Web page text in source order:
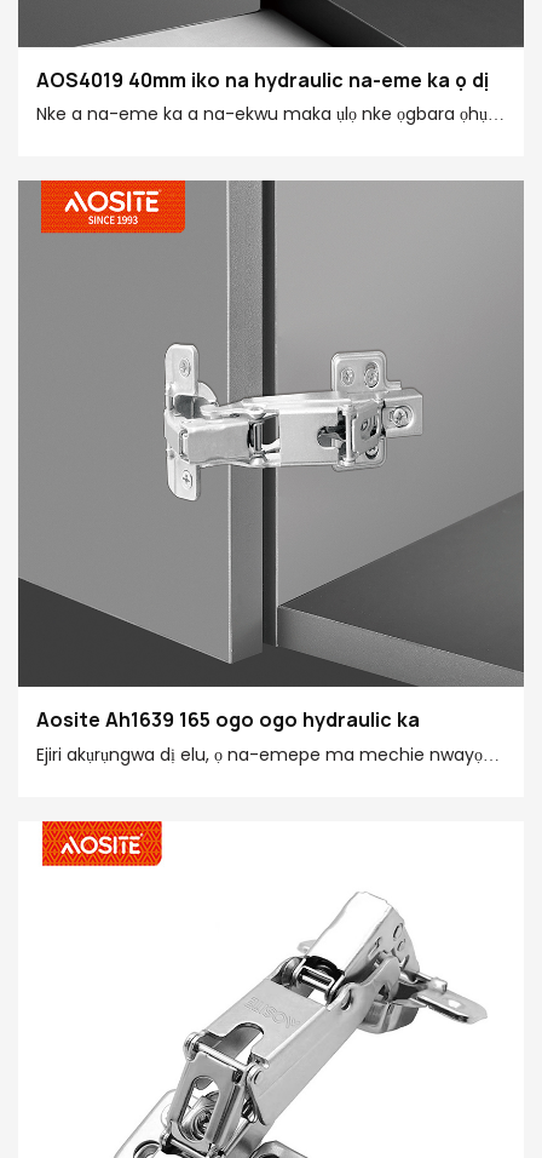
AOS4019 40mm iko na hydraulic na-eme ka ọ dị
Nke a na-eme ka a na-ekwu maka ụlọ nke ọgbara ọhụrụ,
na mmechi ọ bụla na-emechi mma
Aosite Ah1639 165 ogo ogo hydraulic ka
Ejiri akụrụngwa dị elu, ọ na-emepe ma mechie nwayọ
corrosion, na-emegharị gaa na gburugburu dị iche
iche, na-emegharị ụzọ dị iche iche, na-eme ka ụlọ ọrụ